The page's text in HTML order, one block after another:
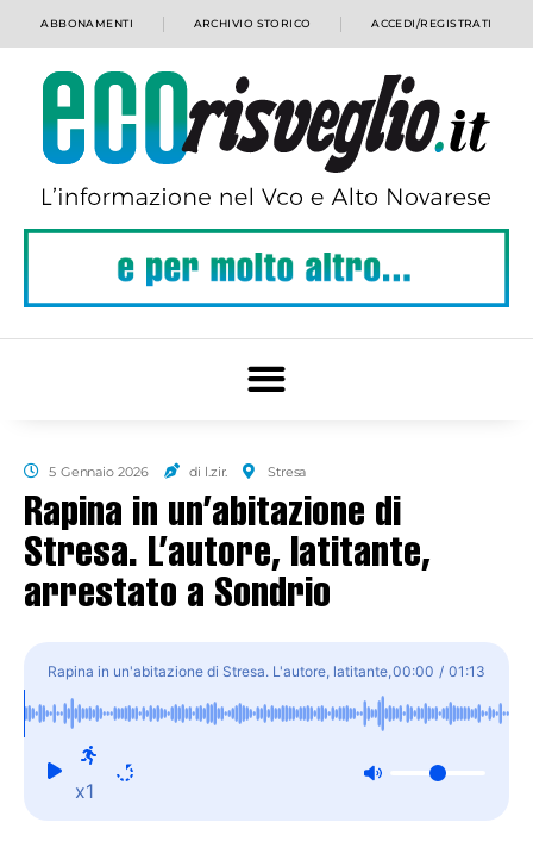
ABBONAMENTI ARCHIVIO STORICO ACCEDI/REGISTRATI
5 Gennaio 2026 di l.zir. Stresa
Rapina in un’abitazione di
Stresa. L’autore, latitante,
arrestato a Sondrio
Rapina in un'abitazione di Stresa. L'autore, latitante,
arrestato a Sondrio
00:00 / 01:13
x1